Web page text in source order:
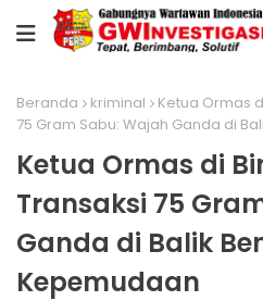
Beranda kriminal
Ketua Ormas
75 Gram Sabu: Wajah Ganda di
Ketua Ormas di
Transaksi 75
Ganda di Balik
Kepemudaan